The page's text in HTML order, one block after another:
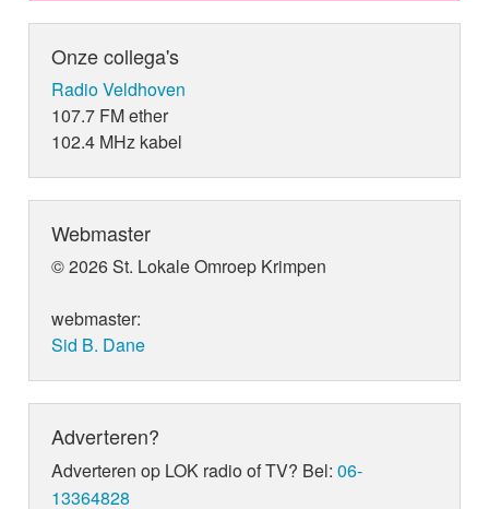
Onze collega's
Radio Veldhoven
107.7 FM ether
102.4 MHz kabel
Webmaster
© 2026 St. Lokale Omroep Krimpen
webmaster:
Sid B. Dane
Adverteren?
Adverteren op LOK radio of TV? Bel:06-
13364828